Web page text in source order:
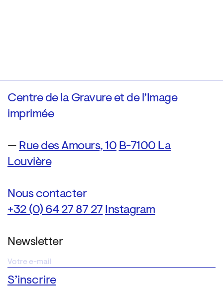
Centre de la Gravure et de l’Image
imprimée
— Rue des Amours, 10 B-7100 La
Louvière
Nous contacter
+32 (0) 64 27 87 27 Instagram
Newsletter